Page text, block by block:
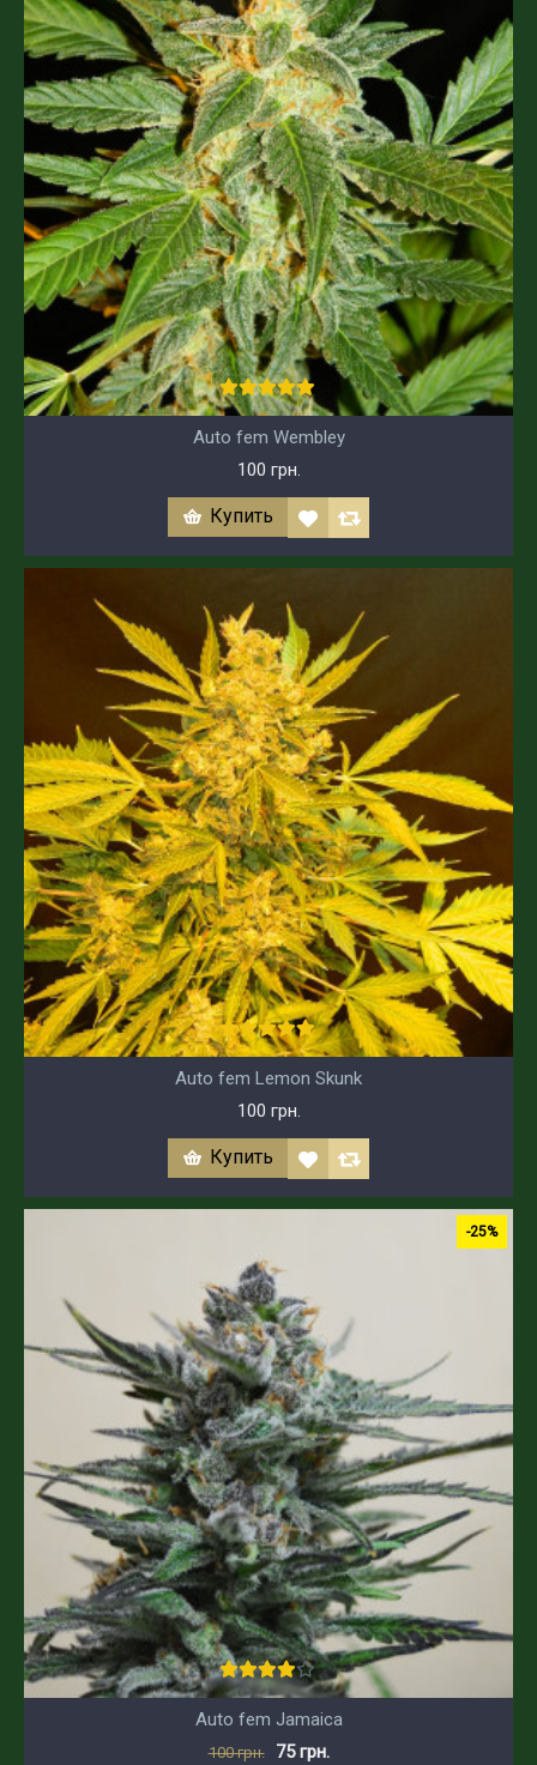
Auto fem Wembley
100 грн.
Купить
Auto fem Lemon Skunk
100 грн.
Купить
-25%
Auto fem Jamaica
100 грн. 75 грн.